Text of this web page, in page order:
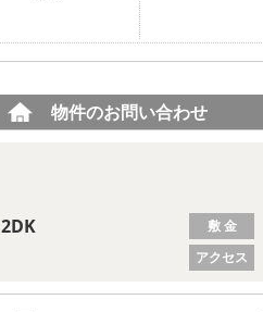
物件のお問い合わせ
アクセス
2DK 敷 金